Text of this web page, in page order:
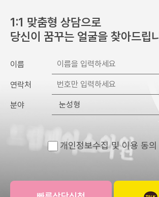
1:1 맞춤형 상담으로
당신이 꿈꾸는 얼굴을 찾아드립
이름
연락처
분야
개인정보수집 및 이용 동의